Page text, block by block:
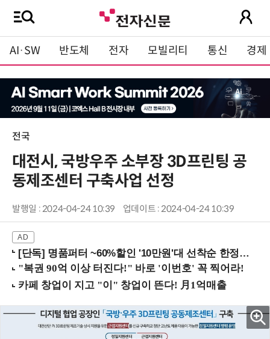
AI·SW 반도체 전자 모빌리티 통신 경제
전국
대전시, 국방우주 소부장 3D프린팅 공
동제조센터 구축사업 선정
발행일 : 2024-04-24 10:39 업데이트 : 2024-04-24 10:39
[단독] 명품퍼터 ~60%할인 '10만원'대 선착순 한정판매!